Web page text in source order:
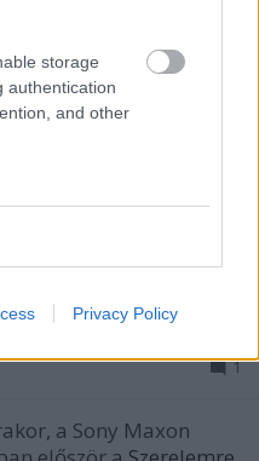
storage
authentication
and other
Privacy Policy
1
a Sony Maxon